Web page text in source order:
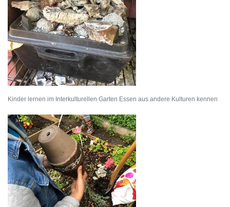
Kinder lernen im Interkulturellen Garten Essen aus andere Kulturen kennen